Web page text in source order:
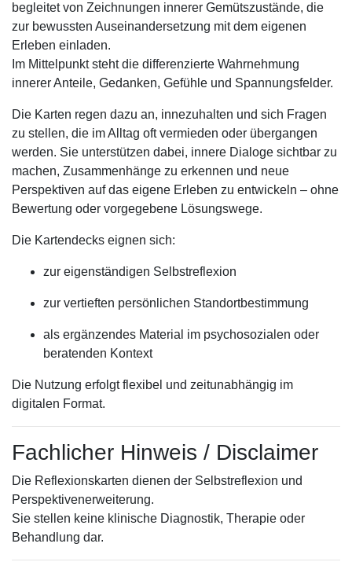
begleitet von Zeichnungen innerer Gemütszustände, die
zur bewussten Auseinandersetzung mit dem eigenen
Erleben einladen.
Im Mittelpunkt steht die differenzierte Wahrnehmung
innerer Anteile, Gedanken, Gefühle und Spannungsfelder.
Die Karten regen dazu an, innezuhalten und sich Fragen
zu stellen, die im Alltag oft vermieden oder übergangen
werden. Sie unterstützen dabei, innere Dialoge sichtbar zu
machen, Zusammenhänge zu erkennen und neue
Perspektiven auf das eigene Erleben zu entwickeln – ohne
Bewertung oder vorgegebene Lösungswege.
Die Kartendecks eignen sich:
zur eigenständigen Selbstreflexion
zur vertieften persönlichen Standortbestimmung
als ergänzendes Material im psychosozialen oder
beratenden Kontext
Die Nutzung erfolgt flexibel und zeitunabhängig im
digitalen Format.
Fachlicher Hinweis / Disclaimer
Die Reflexionskarten dienen der Selbstreflexion und
Perspektivenerweiterung.
Sie stellen keine klinische Diagnostik, Therapie oder
Behandlung dar.